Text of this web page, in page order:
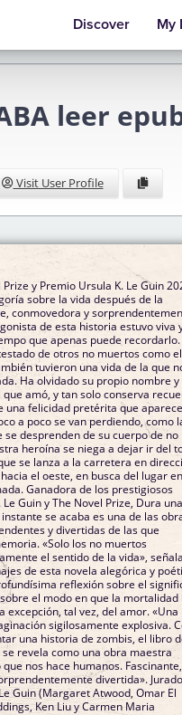
Discover My
leer
Visit User Profile
y Premio Ursula K. Le Guin
sobre la vida después de la
conmovedora y
que apenas puede recordarlo.
de otros no muertos como
tuvieron una vida de la que
Ha olvidado su propio nombre y
amó, y tan solo conserva
una felicidad pretérita que
a poco se van perdiendo, como
desprenden de su cuerpo de no
heroína se niega a dejar ir del
se lanza a la carretera en
el oeste, en busca del lugar
Ganadora de los prestigiosos
Guin y The Novel Prize, Dura una
se acaba es una de las
y divertidas de las que
«Solo los no muertos
el sentido de la vida», señala
de esta novela alegórica y
reflexión sobre el
el modo en que la mortalidad
tal vez, del amor. «Una
sigilosamente explosiva.
una historia de zombis, el libro
revela como una obra maestra
nos hace humanos. Fascinante,
divertida».
Guin (Margaret Atwood, Omar El
Ken Liu y Carmen Maria